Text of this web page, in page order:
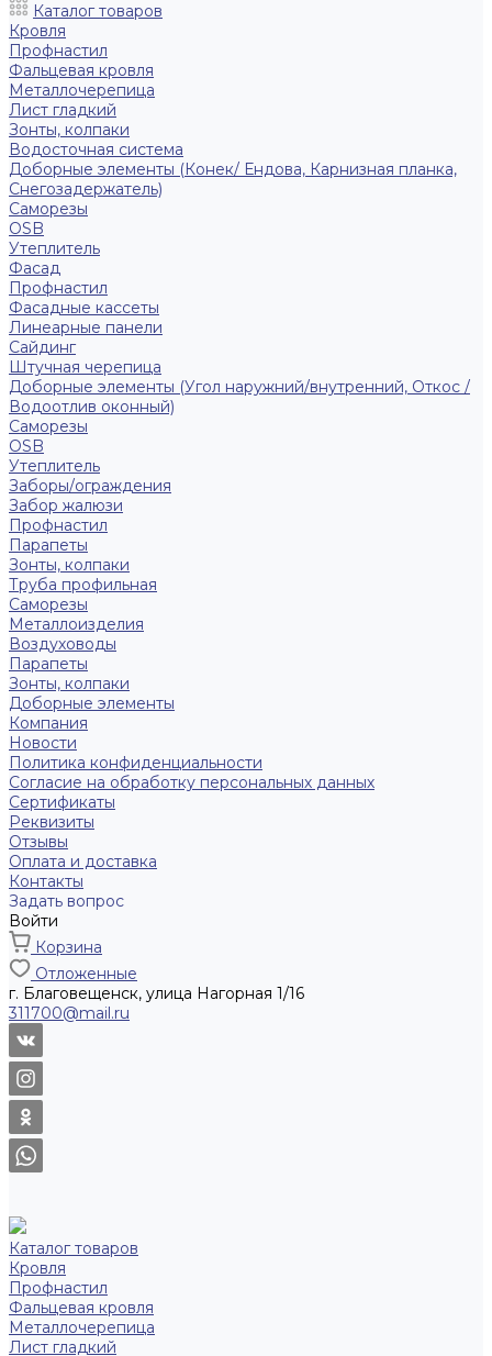
Каталог товаров
Кровля
Профнастил
Фальцевая кровля
Металлочерепица
Лист гладкий
Зонты, колпаки
Водосточная система
Доборные элементы (Конек/ Ендова, Карнизная планка,
Снегозадержатель)
Саморезы
ОSB
Утеплитель
Фасад
Профнастил
Фасадные кассеты
Линеарные панели
Сайдинг
Штучная черепица
Доборные элементы (Угол наружний/внутренний, Откос /
Водоотлив оконный)
Саморезы
OSB
Утеплитель
Заборы/ограждения
Забор жалюзи
Профнастил
Парапеты
Зонты, колпаки
Труба профильная
Саморезы
Металлоизделия
Воздуховоды
Парапеты
Зонты, колпаки
Доборные элементы
Компания
Новости
Политика конфиденциальности
Согласие на обработку персональных данных
Сертификаты
Реквизиты
Отзывы
Оплата и доставка
Контакты
Задать вопрос
Войти
Корзина
Отложенные
г. Благовещенск, улица Нагорная 1/16
311700@mail.ru
Каталог товаров
Кровля
Профнастил
Фальцевая кровля
Металлочерепица
Лист гладкий